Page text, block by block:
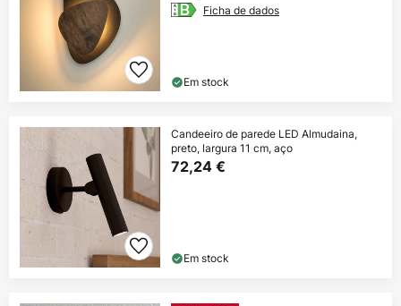
Ficha de dados
Em stock
Candeeiro de parede LED Almudaina,
preto, largura 11 cm, aço
72,24 €
Em stock